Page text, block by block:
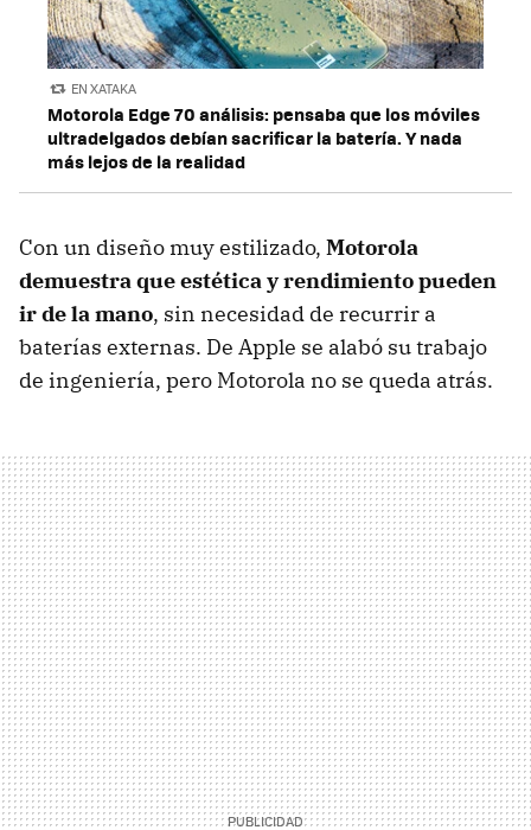
EN XATAKA
Motorola Edge 70 análisis: pensaba que los móviles
ultradelgados debían sacrificar la batería. Y nada
más lejos de la realidad
Con un diseño muy estilizado, Motorola
demuestra que estética y rendimiento pueden
ir de la mano, sin necesidad de recurrir a
baterías externas. De Apple se alabó su trabajo
de ingeniería, pero Motorola no se queda atrás.